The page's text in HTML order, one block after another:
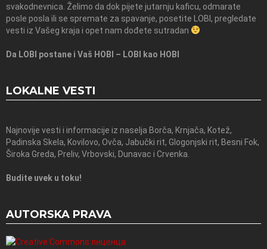
svakodnevnica. Želimo da dok pijete jutarnju kaficu, odmarate
posle posla ili se spremate za spavanje, posetite LOBI, pregledate
vesti iz Vašeg kraja i opet nam dođete sutradan
Da LOBI postane i Vaš HOBI – LOBI kao HOBI
LOKALNE VESTI
Najnovije vesti i informacije iz naselja Borča, Krnjača, Kotež,
Padinska Skela, Kovilovo, Ovča, Jabučki rit, Glogonjski rit, Besni Fok,
Široka Greda, Preliv, Vrbovski, Dunavac i Crvenka.
Budite uvek u toku!
AUTORSKA PRAVA